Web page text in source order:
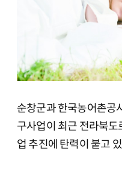
순창군과 한국농어촌공
구사업이 최근 전라북
업 추진에 탄력이 붙고